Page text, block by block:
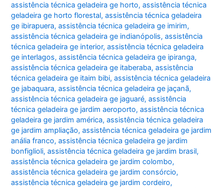
assistência técnica geladeira ge horto,assistência técnica
geladeira ge horto florestal,assistência técnica geladeira
ge ibirapuera,assistência técnica geladeira ge imirim,
assistência técnica geladeira ge indianópolis,assistência
técnica geladeira ge interior,assistência técnica geladeira
ge interlagos,assistência técnica geladeira ge ipiranga,
assistência técnica geladeira ge itaberaba,assistência
técnica geladeira ge itaim bibi,assistência técnica geladeira
ge jabaquara,assistência técnica geladeira ge jaçanã,
assistência técnica geladeira ge jaguaré,assistência
técnica geladeira ge jardim aeroporto,assistência técnica
geladeira ge jardim américa,assistência técnica geladeira
ge jardim ampliação,assistência técnica geladeira ge jardim
anália franco,assistência técnica geladeira ge jardim
bonfiglioli,assistência técnica geladeira ge jardim brasil,
assistência técnica geladeira ge jardim colombo,
assistência técnica geladeira ge jardim consórcio,
assistência técnica geladeira ge jardim cordeiro,